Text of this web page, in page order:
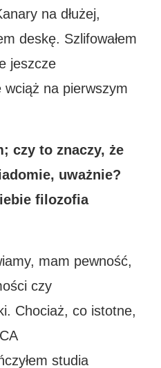
na dłużej,
deskę. Szlifowałem
jeszcze
wciąż na pierwszym
czy to znaczy, że
uważnie?
filozofia
mam pewność,
czy
Chociaż, co istotne,
studia